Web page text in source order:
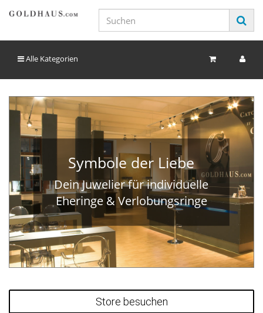
Alle Kategorien
Symbole der Liebe
Dein Juwelier für individuelle
Eheringe & Verlobungsringe
Store besuchen